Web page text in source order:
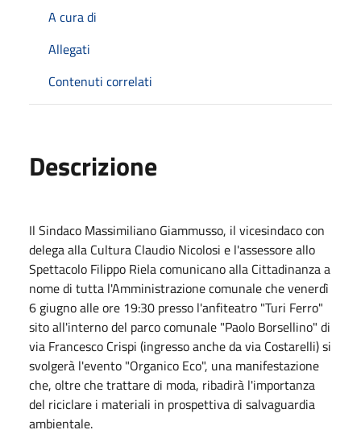
A cura di
Allegati
Contenuti correlati
Descrizione
Il Sindaco Massimiliano Giammusso, il vicesindaco con
delega alla Cultura Claudio Nicolosi e l'assessore allo
Spettacolo Filippo Riela comunicano alla Cittadinanza a
nome di tutta l'Amministrazione comunale che venerdì
6 giugno alle ore 19:30 presso l'anfiteatro "Turi Ferro"
sito all'interno del parco comunale "Paolo Borsellino" di
via Francesco Crispi (ingresso anche da via Costarelli) si
svolgerà l'evento "Organico Eco", una manifestazione
che, oltre che trattare di moda, ribadirà l'importanza
del riciclare i materiali in prospettiva di salvaguardia
ambientale.